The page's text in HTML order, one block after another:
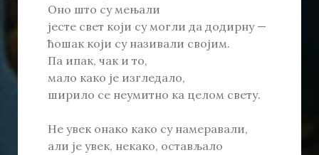
Оно што су мењали
јесте свет који су могли да додирну —
ћошак који су називали својим.
Па ипак, чак и то,
мало како је изгледало,
ширило се неумитно ка целом свету.
Не увек онако како су намеравали,
али је увек, некако, остављало